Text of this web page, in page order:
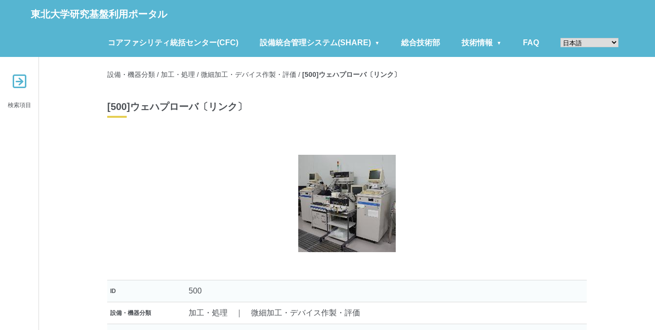
東北大学研究基盤利用ポータル
コアファシリティ統括センター(CFC) 設備統合管理システム(SHARE) 総合技術部 技術情報 FAQ
検索項目
設備・機器分類 / 加工・処理 / 微細加工・デバイス作製・評価 / [500]ウェハプローバ〔リンク〕
[500]ウェハプローバ〔リンク〕
ID 500
設備・機器分類 加工・処理 ｜ 微細加工・デバイス作製・評価